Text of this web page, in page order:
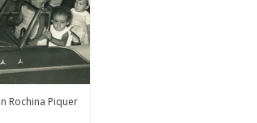
Rochina Piquer